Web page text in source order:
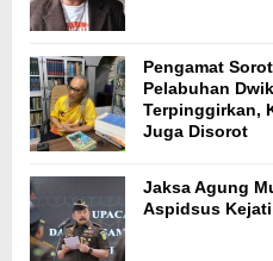
Pengamat
Pelabuhan
Terpinggirkan,
Juga Disorot
Jaksa Agung
Aspidsus